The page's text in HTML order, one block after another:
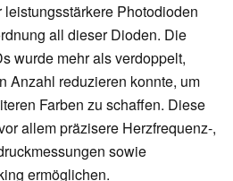
Photodioden
all dieser Dioden. Die
wurde mehr als verdoppelt,
Anzahl reduzieren konnte, um
Farben zu schaffen. Diese
allem präzisere Herzfrequenz-,
sowie
ermöglichen.